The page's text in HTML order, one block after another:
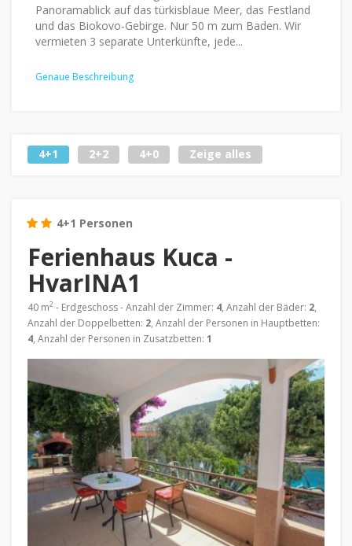
Panoramablick auf das türkisblaue Meer, das Festland
und das Biokovo-Gebirge. Nur 50 m zum Baden. Wir
vermieten 3 separate Unterkünfte, jede...
Genaue Beschreibung
4+1 2+2 4+0 Zeige alles
4+1 Personen
Ferienhaus Kuca -
HvarINA1
40 m2 - Erdgeschoss - Anzahl der Zimmer: 4, Anzahl der Bäder: 2,
Anzahl der Doppelbetten: 2, Anzahl der Personen in Hauptbetten:
4, Anzahl der Personen in Zusatzbetten: 1